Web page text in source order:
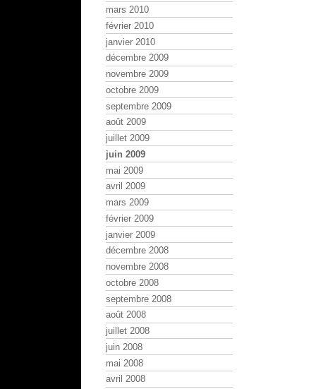
mars 2010
février 2010
janvier 2010
décembre 2009
novembre 2009
octobre 2009
septembre 2009
août 2009
juillet 2009
juin 2009
mai 2009
avril 2009
mars 2009
février 2009
janvier 2009
décembre 2008
novembre 2008
octobre 2008
septembre 2008
août 2008
juillet 2008
juin 2008
mai 2008
avril 2008